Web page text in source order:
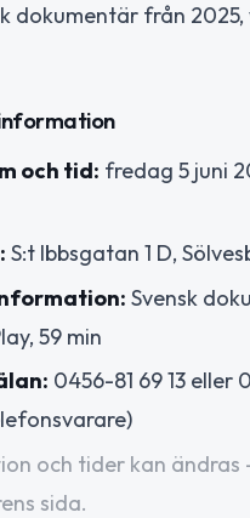
dokumentär från 2025,
och tid: fredag 5 juni
S:t Ibbsgatan 1 D,
Svensk
59 min
0456-81 69 13 eller
och tider kan ändras
sida.